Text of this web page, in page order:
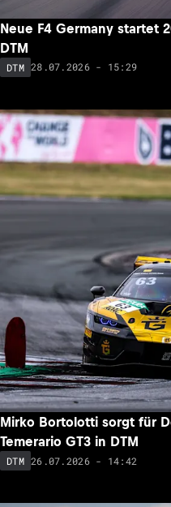
Neue F4 Germany startet
DTM
DTM 28.07.2026 - 15:29
Mirko Bortolotti sorgt für
Temerario GT3 in DTM
DTM 26.07.2026 - 14:42